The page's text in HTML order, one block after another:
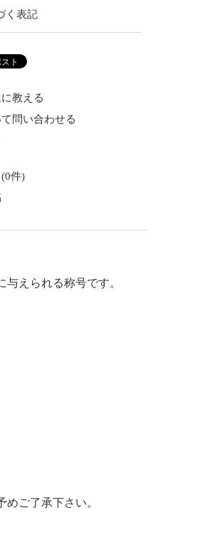
く表記
教える
問い合わせる
件)
えられる称号です。
ご了承下さい。